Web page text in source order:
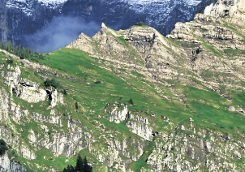
Uzņēmums
Pakalpojumi
Iedvesma
Ilgtspēja